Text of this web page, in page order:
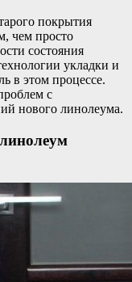
покрытия
чем просто
состояния
укладки и
в этом процессе.
с
нового линолеума.